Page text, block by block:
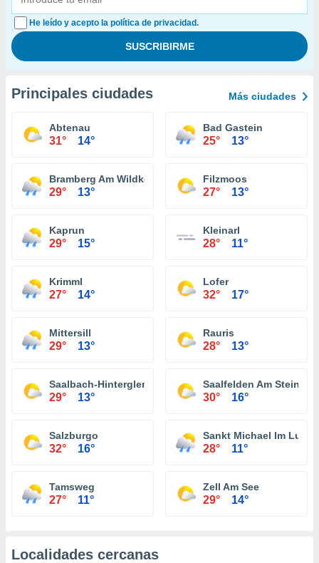
He leído y acepto la política de privacidad.
Principales ciudades Más ciudades
Abtenau
31° 14°
Bad Gastein
25° 13°
Bramberg Am Wildkogel
29° 13°
Filzmoos
27° 13°
Kaprun
29° 15°
Kleinarl
28° 11°
Krimml
27° 14°
Lofer
32° 17°
Mittersill
29° 13°
Rauris
28° 13°
Saalbach-Hinterglemm
29° 13°
Saalfelden Am
30° 16°
Salzburgo
32° 16°
Sankt Michael Im
28° 11°
Tamsweg
27° 11°
Zell Am See
29° 14°
Localidades cercanas